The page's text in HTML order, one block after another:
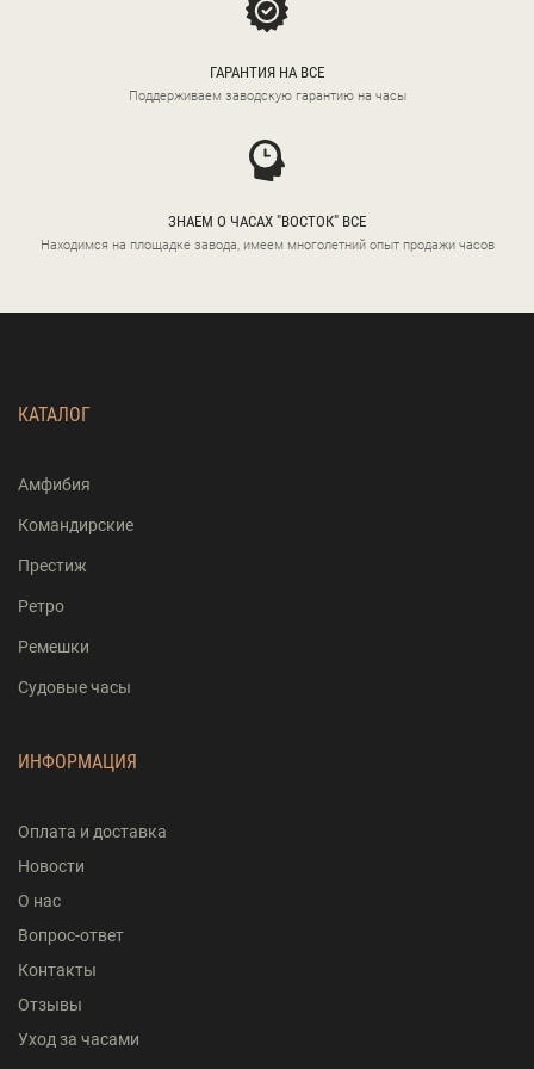
ГАРАНТИЯ НА ВСЕ
Поддерживаем заводскую гарантию на часы
ЗНАЕМ О ЧАСАХ "ВОСТОК" ВСЕ
Находимся на площадке завода, имеем многолетний опыт продажи часов
КАТАЛОГ
Амфибия
Командирские
Престиж
Ретро
Ремешки
Судовые часы
ИНФОРМАЦИЯ
Оплата и доставка
Новости
О нас
Вопрос-ответ
Контакты
Отзывы
Уход за часами